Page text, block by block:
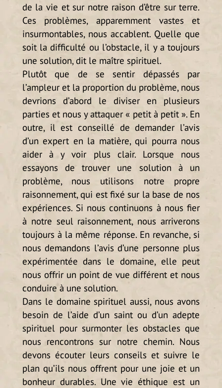
de la vie et sur notre raison d’être sur terre.
Ces problèmes, apparemment vastes et
insurmontables, nous accablent. Quelle que
soit la difficulté ou l’obstacle, il y a toujours
une solution, dit le maître spirituel.
Plutôt que de se sentir dépassés par
l’ampleur et la proportion du problème, nous
devrions d’abord le diviser en plusieurs
parties et nous y attaquer « petit à petit ». En
outre, il est conseillé de demander l’avis
d’un expert en la matière, qui pourra nous
aider à y voir plus clair. Lorsque nous
essayons de trouver une solution à un
problème, nous utilisons notre propre
raisonnement, qui est fixé sur la base de nos
expériences. Si nous continuons à nous fier
à notre seul raisonnement, nous arriverons
toujours à la même réponse. En revanche, si
nous demandons l’avis d’une personne plus
expérimentée dans le domaine, elle peut
nous offrir un point de vue différent et nous
conduire à une solution.
Dans le domaine spirituel aussi, nous avons
besoin de l’aide d’un saint ou d’un adepte
spirituel pour surmonter les obstacles que
nous rencontrons sur notre chemin. Nous
devons écouter leurs conseils et suivre le
plan qu’ils nous offrent pour une joie et un
bonheur durables. Une vie éthique est un